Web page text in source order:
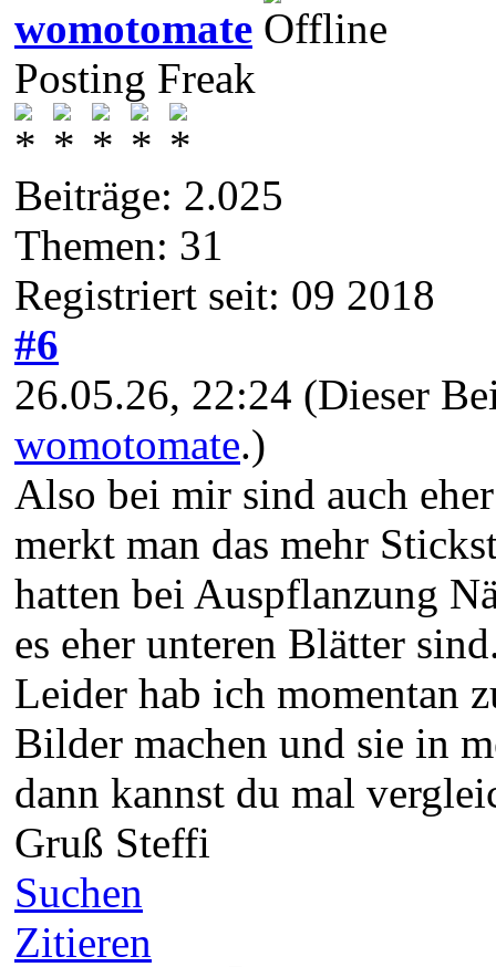
womotomate
Posting Freak
Beiträge: 2.025
Themen: 31
Registriert seit: 09 2018
#6
26.05.26, 22:24 (Dieser
womotomate.)
Also bei mir sind auch
merkt man das mehr
hatten bei Auspflanzung
es eher unteren Blätter
Leider hab ich momentan
Bilder machen und sie in
dann kannst du mal
Gruß Steffi
Suchen
Zitieren